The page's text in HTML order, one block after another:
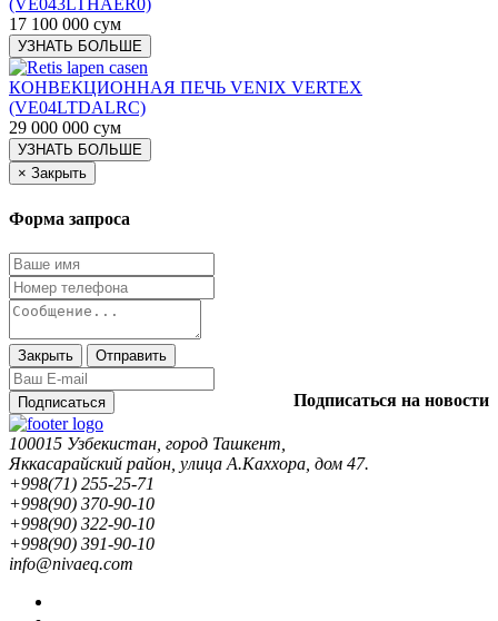
(VE043LTHAER0)
17 100 000 сум
УЗНАТЬ БОЛЬШЕ
КОНВЕКЦИОННАЯ ПЕЧЬ VENIX VERTEX
(VE04LTDALRС)
29 000 000 сум
УЗНАТЬ БОЛЬШЕ
× Закрыть
Форма запроса
Закрыть Отправить
Подписаться на новости
Подписаться
100015 Узбекистан, город Ташкент,
Яккасарайский район, улица А.Каххора, дом 47.
+998(71) 255-25-71
+998(90) 370-90-10
+998(90) 322-90-10
+998(90) 391-90-10
info@nivaeq.com